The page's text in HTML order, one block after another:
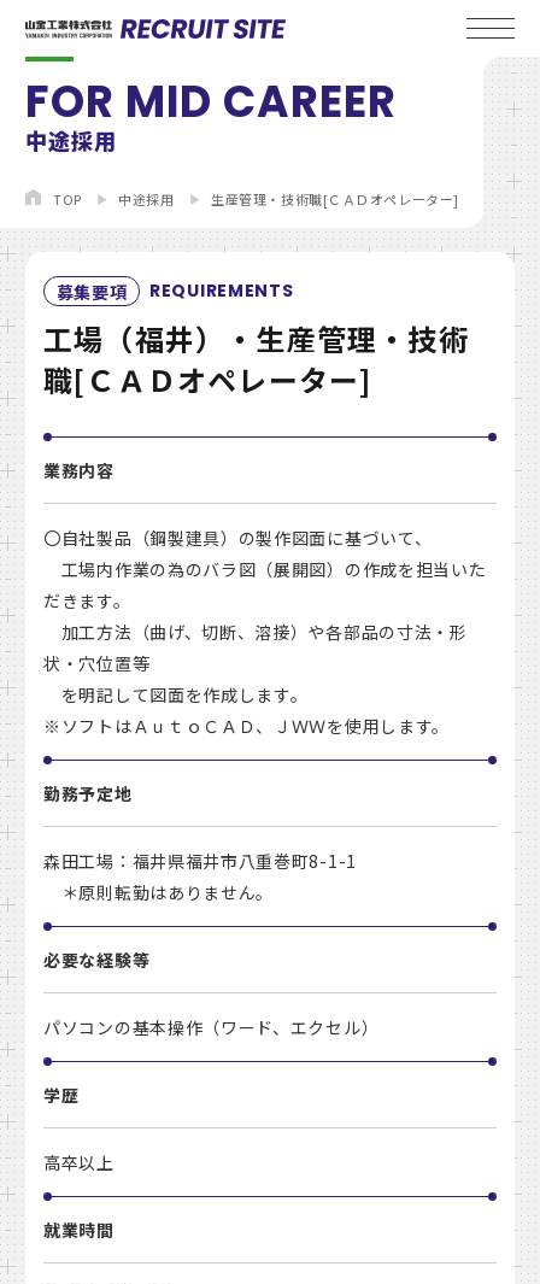
中途採用
TOP 中途採用 生産管理・技術職[ＣＡＤオペレーター]
募集要項 REQUIREMENTS
工場（福井）・生産管理・技術
職[ＣＡＤオペレーター]
業務内容
〇自社製品（鋼製建具）の製作図面に基づいて、
工場内作業の為のバラ図（展開図）の作成を担当いた
だきます。
加工方法（曲げ、切断、溶接）や各部品の寸法・形
状・穴位置等
を明記して図面を作成します。
※ソフトはＡｕｔｏＣＡＤ、ＪＷＷを使用します。
勤務予定地
森田工場：福井県福井市八重巻町8-1-1
＊原則転勤はありません。
必要な経験等
パソコンの基本操作（ワード、エクセル）
学歴
高卒以上
就業時間